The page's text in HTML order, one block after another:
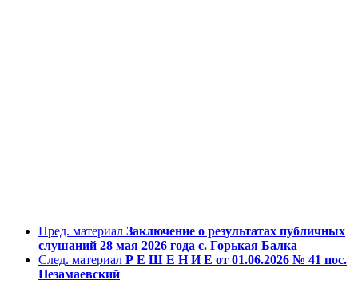
Пред. материал Заключение о результатах публичных
слушаний 28 мая 2026 года с. Горькая Балка
След. материал Р Е Ш Е Н И Е от 01.06.2026 № 41 пос.
Незамаевский